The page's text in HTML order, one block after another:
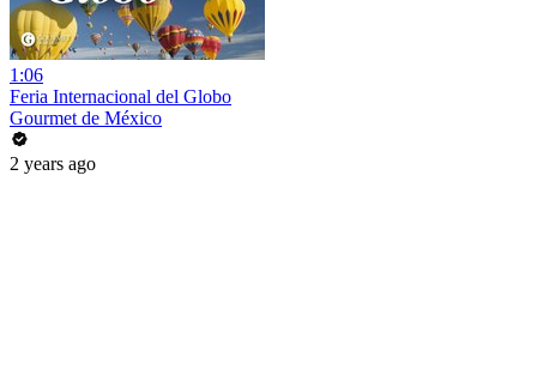
1:06
Feria Internacional del Globo
Gourmet de México
2 years ago